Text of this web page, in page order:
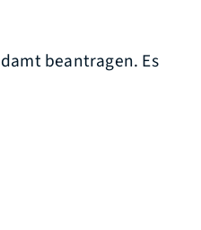
beantragen. Es